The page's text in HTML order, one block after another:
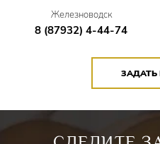
Железноводск
8 (87932) 4-44-74
ЗАДАТЬ